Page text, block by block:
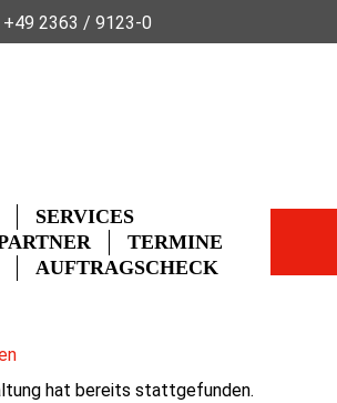
+49 2363 / 9123-0
SERVICES
TERMINE
AUFTRAGSCHECK
hat bereits stattgefunden.